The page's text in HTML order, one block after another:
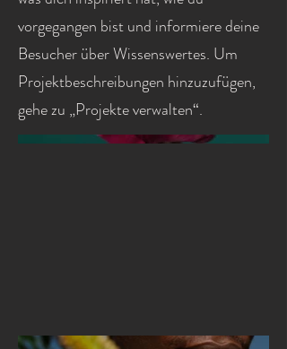
vorgegangen bist und informiere deine
Besucher über Wissenswertes. Um
Projektbeschreibungen hinzuzufügen,
gehe zu „Projekte verwalten“.